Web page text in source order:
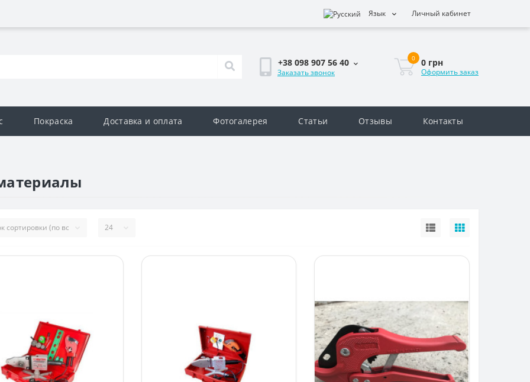
Язык Личный кабинет
+38 098 907 56 40
Заказать звонок
0 0 грн
Оформить заказ
Покраска Доставка и оплата Фотогалерея Статьи Отзывы Контакты